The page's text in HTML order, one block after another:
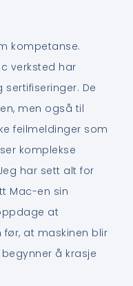
kompetanse.
verksted har
De
men også til
feilmeldinger som
komplekse
har sett alt for
Mac-en sin
at
at maskinen blir
å krasje